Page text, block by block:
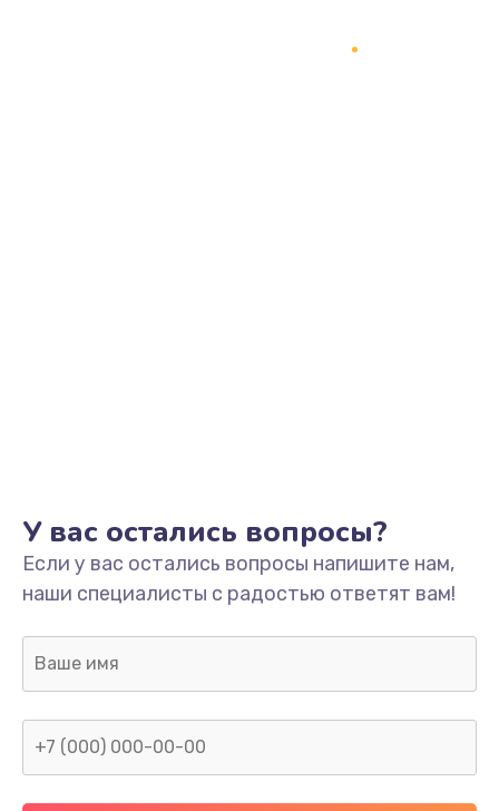
У вас остались вопросы?
Если у вас остались вопросы напишите нам,
наши специалисты с радостью ответят вам!